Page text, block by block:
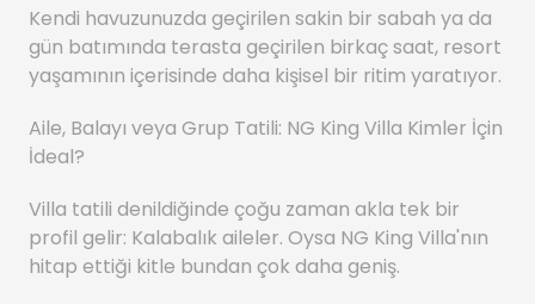
Kendi havuzunuzda geçirilen sakin bir sabah ya da
gün batımında terasta geçirilen birkaç saat, resort
yaşamının içerisinde daha kişisel bir ritim yaratıyor.
Aile, Balayı veya Grup Tatili: NG King Villa Kimler İçin
İdeal?
Villa tatili denildiğinde çoğu zaman akla tek bir
profil gelir: Kalabalık aileler. Oysa NG King Villa'nın
hitap ettiği kitle bundan çok daha geniş.